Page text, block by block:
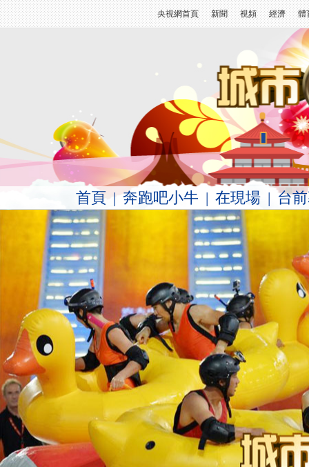
央視網首頁 新聞 視頻 經濟 體
首頁 | 奔跑吧小牛 | 在現場 | 台